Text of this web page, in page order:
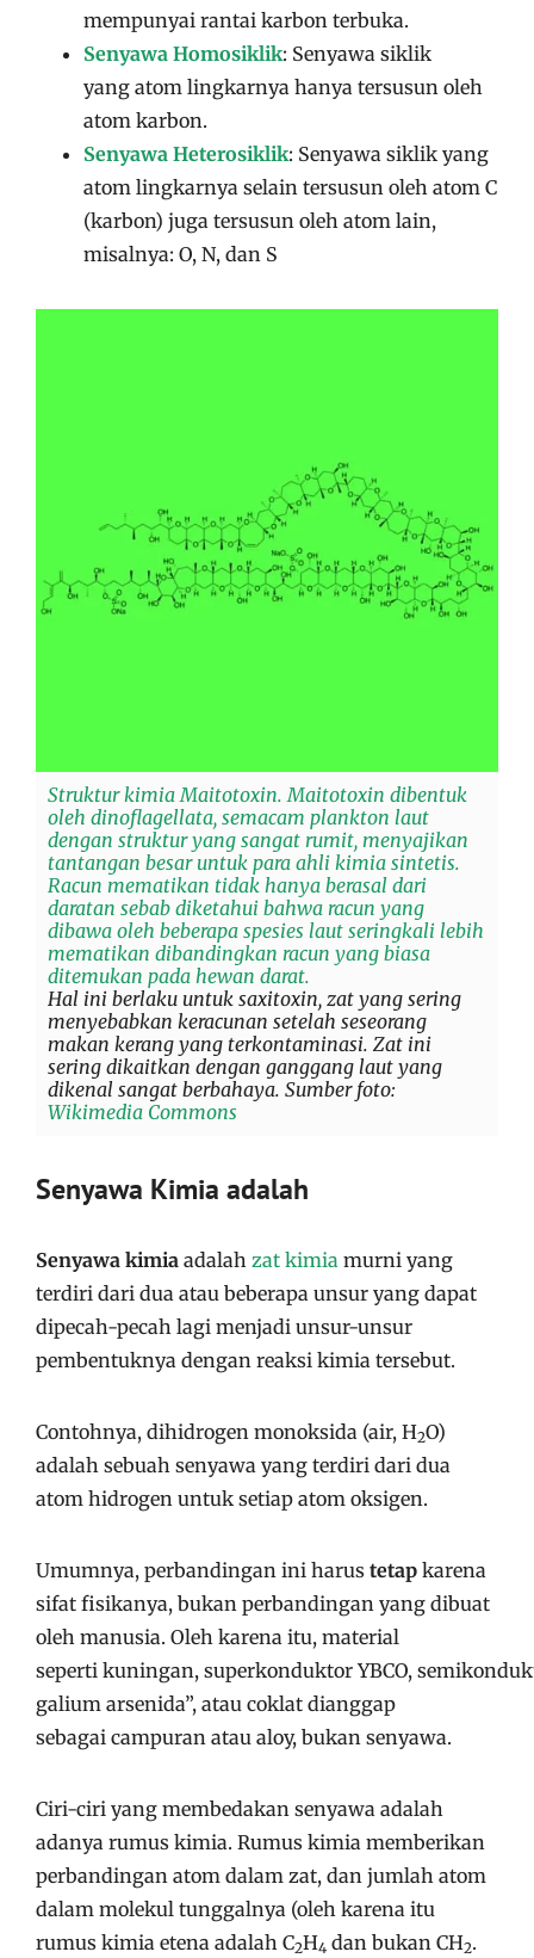
mempunyai rantai karbon terbuka.
Senyawa Homosiklik: Senyawa siklik
yang atom lingkarnya hanya tersusun oleh
atom karbon.
Senyawa Heterosiklik: Senyawa siklik yang
atom lingkarnya selain tersusun oleh atom C
(karbon) juga tersusun oleh atom lain,
misalnya: O, N, dan S
Struktur kimia Maitotoxin. Maitotoxin dibentuk
oleh dinoflagellata, semacam plankton laut
dengan struktur yang sangat rumit, menyajikan
tantangan besar untuk para ahli kimia sintetis.
Racun mematikan tidak hanya berasal dari
daratan sebab diketahui bahwa racun yang
dibawa oleh beberapa spesies laut seringkali lebih
mematikan dibandingkan racun yang biasa
ditemukan pada hewan darat.
Hal ini berlaku untuk saxitoxin, zat yang sering
menyebabkan keracunan setelah seseorang
makan kerang yang terkontaminasi. Zat ini
sering dikaitkan dengan ganggang laut yang
dikenal sangat berbahaya. Sumber foto:
Wikimedia Commons
Senyawa Kimia adalah
Senyawa kimia adalah zat kimia murni yang
terdiri dari dua atau beberapa unsur yang dapat
dipecah-pecah lagi menjadi unsur-unsur
pembentuknya dengan reaksi kimia tersebut.
Contohnya, dihidrogen monoksida (air, H2O)
adalah sebuah senyawa yang terdiri dari dua
atom hidrogen untuk setiap atom oksigen.
Umumnya, perbandingan ini harus tetap karena
sifat fisikanya, bukan perbandingan yang dibuat
oleh manusia. Oleh karena itu, material
seperti kuningan, superkonduktor YBCO,
galium arsenida”, atau coklat dianggap
sebagai campuran atau aloy, bukan senyawa.
Ciri-ciri yang membedakan senyawa adalah
adanya rumus kimia. Rumus kimia memberikan
perbandingan atom dalam zat, dan jumlah atom
dalam molekul tunggalnya (oleh karena itu
rumus kimia etena adalah C2H4 dan bukan CH2.